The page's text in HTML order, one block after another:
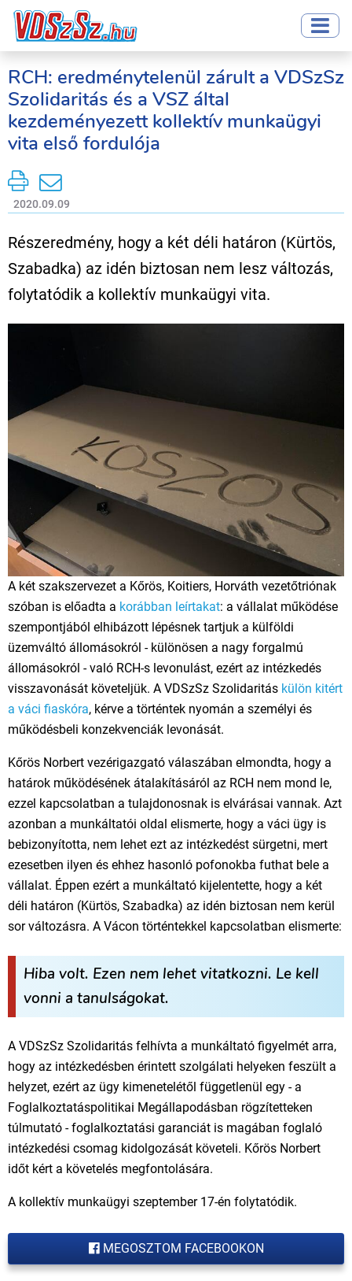
RCH: eredménytelenül zárult a VDSzSz
Szolidaritás és a VSZ által
kezdeményezett kollektív munkaügyi
vita első fordulója
2020.09.09
Részeredmény, hogy a két déli határon (Kürtös,
Szabadka) az idén biztosan nem lesz változás,
folytatódik a kollektív munkaügyi vita.
A két szakszervezet a Kőrös, Koitiers, Horváth vezetőtriónak
szóban is előadta a korábban leírtakat: a vállalat működése
szempontjából elhibázott lépésnek tartjuk a külföldi
üzemváltó állomásokról - különösen a nagy forgalmú
állomásokról - való RCH-s levonulást, ezért az intézkedés
visszavonását követeljük. A VDSzSz Szolidaritás külön kitért
a váci fiaskóra, kérve a történtek nyomán a személyi és
működésbeli konzekvenciák levonását.
Kőrös Norbert vezérigazgató válaszában elmondta, hogy a
határok működésének átalakításáról az RCH nem mond le,
ezzel kapcsolatban a tulajdonosnak is elvárásai vannak. Azt
azonban a munkáltatói oldal elismerte, hogy a váci ügy is
bebizonyította, nem lehet ezt az intézkedést sürgetni, mert
ezesetben ilyen és ehhez hasonló pofonokba futhat bele a
vállalat. Éppen ezért a munkáltató kijelentette, hogy a két
déli határon (Kürtös, Szabadka) az idén biztosan nem kerül
sor változásra. A Vácon történtekkel kapcsolatban elismerte:
Hiba volt. Ezen nem lehet vitatkozni. Le kell
vonni a tanulságokat.
A VDSzSz Szolidaritás felhívta a munkáltató figyelmét arra,
hogy az intézkedésben érintett szolgálati helyeken feszült a
helyzet, ezért az ügy kimenetelétől függetlenül egy - a
Foglalkoztatáspolitikai Megállapodásban rögzítetteken
túlmutató - foglalkoztatási garanciát is magában foglaló
intézkedési csomag kidolgozását követeli. Kőrös Norbert
időt kért a követelés megfontolására.
A kollektív munkaügyi szeptember 17-én folytatódik.
MEGOSZTOM FACEBOOKON